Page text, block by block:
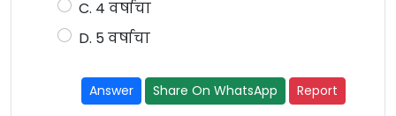
C. 4 वर्षाचा
D. 5 वर्षाचा
Answer Share On WhatsApp Report